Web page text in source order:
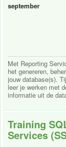
september
Met Reporting
het genereren,
jouw database(s).
leer je werken met
informatie uit de
Training
Services